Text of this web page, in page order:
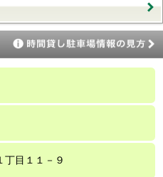
丁目１１－９